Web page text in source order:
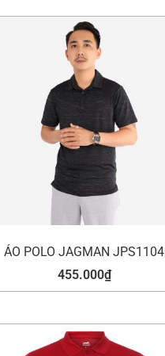
ÁO POLO JAGMAN JPS1104
455.000₫